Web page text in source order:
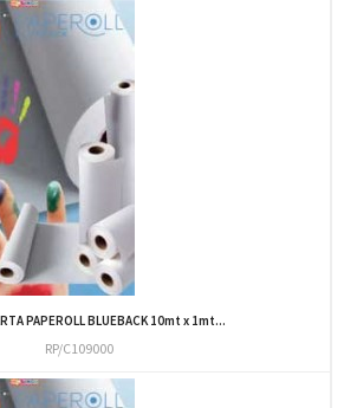
PAPEROLL BLUEBACK 10mt x 1mt...
RP/C109000